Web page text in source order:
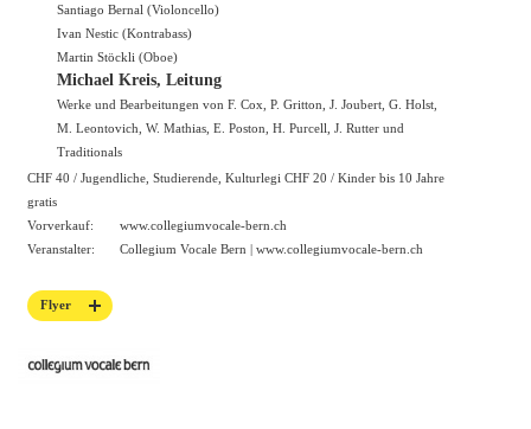
Santiago Bernal (Violoncello)
Ivan Nestic (Kontrabass)
Martin Stöckli (Oboe)
Michael Kreis, Leitung
Werke und Bearbeitungen von F. Cox, P. Gritton, J. Joubert, G. Holst,
M. Leontovich, W. Mathias, E. Poston, H. Purcell, J. Rutter und
Traditionals
CHF 40 / Jugendliche, Studierende, Kulturlegi CHF 20 / Kinder bis 10 Jahre
gratis
Vorverkauf:
www.collegiumvocale-bern.ch
Veranstalter:
Collegium Vocale Bern | www.collegiumvocale-bern.ch
Flyer